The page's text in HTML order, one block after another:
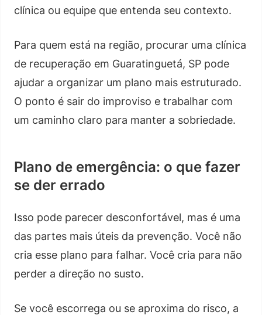
clínica ou equipe que entenda seu contexto.
Para quem está na região, procurar uma clínica
de recuperação em Guaratinguetá, SP pode
ajudar a organizar um plano mais estruturado.
O ponto é sair do improviso e trabalhar com
um caminho claro para manter a sobriedade.
Plano de emergência: o que fazer
se der errado
Isso pode parecer desconfortável, mas é uma
das partes mais úteis da prevenção. Você não
cria esse plano para falhar. Você cria para não
perder a direção no susto.
Se você escorrega ou se aproxima do risco, a